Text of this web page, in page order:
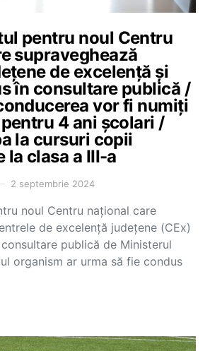
pentru noul Centru
supraveghează
de excelență și
în consultare publică /
vor fi numiți
4 ani școlari /
la cursuri copii
la clasa a III-a
2 septembrie 2024
noul Centru național care
de excelență județene (CEx)
publică de Ministerul
organism ar urma să fie condus